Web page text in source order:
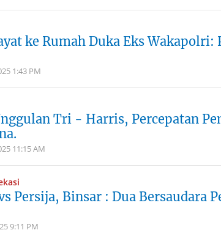
ke Rumah Duka Eks Wakapolri:
1:43 PM
Tri - Harris, Percepatan
11:15 AM
Persija, Binsar : Dua Bersaudara
9:11 PM